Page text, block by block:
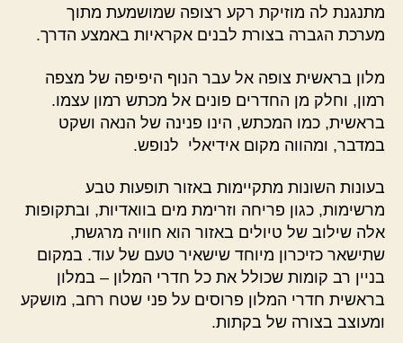
מתנגנת לה מוזיקת רקע רצופה שמושמעת מתוך
מערכת הגברה בצורת לבנים אקראיות באמצע הדרך.
מלון בראשית צופה אל עבר הנוף היפיפה של מצפה
רמון, וחלק מן החדרים פונים אל מכתש רמון עצמו.
בראשית, כמו המכתש, הינו פנינה של הנאה ושקט
במדבר, ומהווה מקום אידיאלי לנופש.
בעונות השונות מתקיימות באזור תופעות טבע
מרשימות, כגון פריחה וזרימת מים בוואדיות, ובתקופות
אלה שילוב של טיולים באזור הוא חוויה מרגשת,
שתישאר כזיכרון מיוחד שישאיר טעם של עוד. במקום
בניין רב קומות שכולל את כל חדרי המלון – במלון
בראשית חדרי המלון פרוסים על פני שטח רחב, מושקע
ומעוצב בצורה של בקתות.